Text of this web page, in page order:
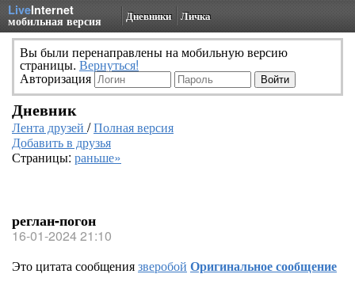
LiveInternet
мобильная версия Дневники Личка
Вы были перенаправлены на мобильную версию
страницы. Вернуться!
Авторизация
Дневник
Лента друзей /Полная версия
Добавить в друзья
Страницы: раньше»
реглан-погон
16-01-2024 21:10
Это цитата сообщениязверобой Оригинальное сообщение